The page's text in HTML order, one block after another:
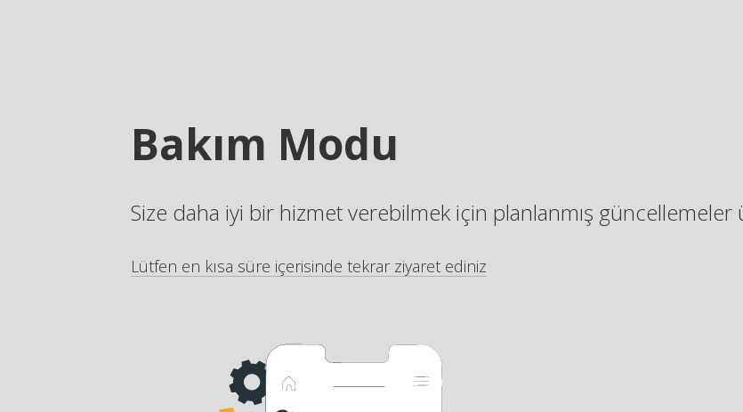
Bakım Modu
Size daha iyi bir hizmet verebilmek için planlanmış güncellemeler
Lütfen en kısa süre içerisinde tekrar ziyaret ediniz